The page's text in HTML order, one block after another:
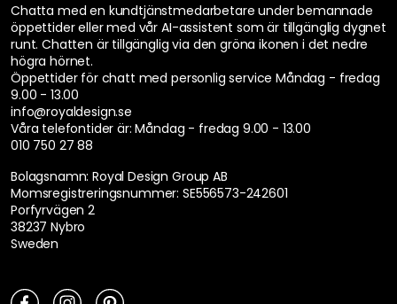
Chatta med en kundtjänstmedarbetare under bemannade
öppettider eller med vår AI-assistent som är tillgänglig dygnet
runt. Chatten är tillgänglig via den gröna ikonen i det nedre
högra hörnet.
Öppettider för chatt med personlig service Måndag - fredag
9.00 - 13.00
info@royaldesign.se
Våra telefontider är: Måndag - fredag 9.00 - 13.00
010 750 27 88
Bolagsnamn: Royal Design Group AB
Momsregistreringsnummer: SE556573-242601
Porfyrvägen 2
38237 Nybro
Sweden